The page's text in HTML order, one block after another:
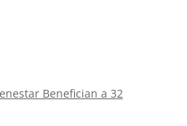
Benefician a 32